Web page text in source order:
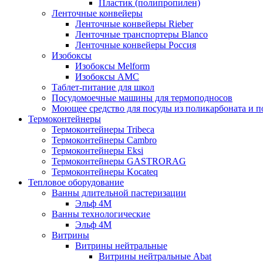
Пластик (полипропилен)
Ленточные конвейеры
Ленточные конвейеры Rieber
Ленточные транспортеры Blanco
Ленточные конвейеры Россия
Изобоксы
Изобоксы Melform
Изобоксы AMC
Таблет-питание для школ
Посудомоечные машины для термоподносов
Моющее средство для посуды из поликарбоната и
Термоконтейнеры
Термоконтейнеры Tribeca
Термоконтейнеры Cambro
Термоконтейнеры Eksi
Термоконтейнеры GASTRORAG
Термоконтейнеры Kocateq
Тепловое оборудование
Ванны длительной пастеризации
Эльф 4М
Ванны технологические
Эльф 4М
Витрины
Витрины нейтральные
Витрины нейтральные Abat